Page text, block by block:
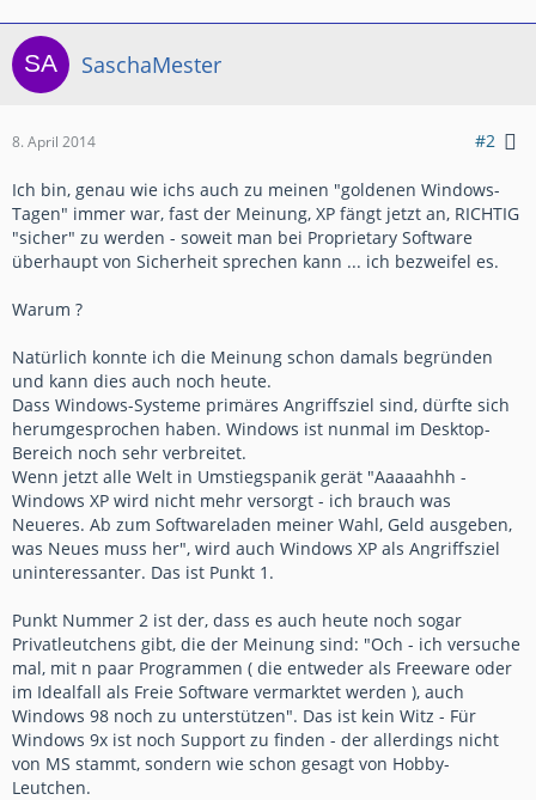
SaschaMester
8. April 2014 #2
Ich bin, genau wie ichs auch zu meinen "goldenen Windows-
Tagen" immer war, fast der Meinung, XP fängt jetzt an, RICHTIG
"sicher" zu werden - soweit man bei Proprietary Software
überhaupt von Sicherheit sprechen kann ... ich bezweifel es.
Warum ?
Natürlich konnte ich die Meinung schon damals begründen
und kann dies auch noch heute.
Dass Windows-Systeme primäres Angriffsziel sind, dürfte sich
herumgesprochen haben. Windows ist nunmal im Desktop-
Bereich noch sehr verbreitet.
Wenn jetzt alle Welt in Umstiegspanik gerät "Aaaaahhh -
Windows XP wird nicht mehr versorgt - ich brauch was
Neueres. Ab zum Softwareladen meiner Wahl, Geld ausgeben,
was Neues muss her", wird auch Windows XP als Angriffsziel
uninteressanter. Das ist Punkt 1.
Punkt Nummer 2 ist der, dass es auch heute noch sogar
Privatleutchens gibt, die der Meinung sind: "Och - ich versuche
mal, mit n paar Programmen ( die entweder als Freeware oder
im Idealfall als Freie Software vermarktet werden ), auch
Windows 98 noch zu unterstützen". Das ist kein Witz - Für
Windows 9x ist noch Support zu finden - der allerdings nicht
von MS stammt, sondern wie schon gesagt von Hobby-
Leutchen.